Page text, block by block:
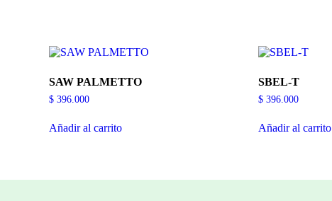
SAW PALMETTO
$ 396.000
Añadir al carrito
SBEL-T
$ 396.000
Añadir al carrito